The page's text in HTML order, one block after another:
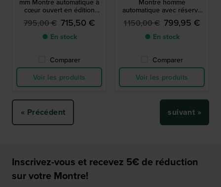
mm Montre automatique à
cœur ouvert en édition
limitée
795,00 € 715,50 €
● En stock
Comparer
Voir les produits
Montre homme
automatique avec réserve
de marche
1 150,00 € 799,95 €
● En stock
Comparer
Voir les produits
« Précédent suivant »
Inscrivez-vous et recevez 5€ de réduction
sur votre Montre!